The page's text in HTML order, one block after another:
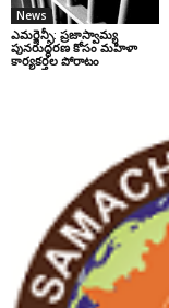
News
ఎమర్జెన్సీ: ప్రజాస్వామ్య
పునరుద్ధరణ కోసం మహిళా
కార్యకర్తల పోరాటం